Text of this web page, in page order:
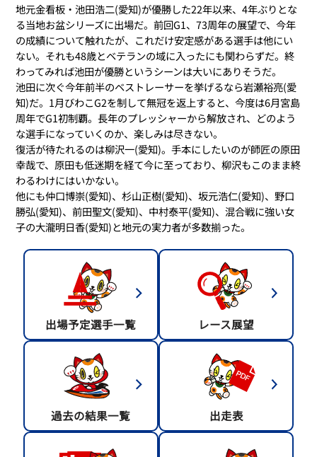
地元金看板・池田浩二(愛知)が優勝した22年以来、4年ぶりとな
る当地お盆シリーズに出場だ。前回G1、73周年の展望で、今年
の成績について触れたが、これだけ安定感がある選手は他にい
ない。それも48歳とベテランの域に入ったにも関わらずだ。終
わってみれば池田が優勝というシーンは大いにありそうだ。
池田に次ぐ今年前半のベストレーサーを挙げるなら岩瀬裕亮(愛
知)だ。1月びわこG2を制して無冠を返上すると、今度は6月宮島
周年でG1初制覇。長年のプレッシャーから解放され、どのよう
な選手になっていくのか、楽しみは尽きない。
復活が待たれるのは柳沢一(愛知)。手本にしたいのが師匠の原田
幸哉で、原田も低迷期を経て今に至っており、柳沢もこのまま終
わるわけにはいかない。
他にも仲口博崇(愛知)、杉山正樹(愛知)、坂元浩仁(愛知)、野口
勝弘(愛知)、前田聖文(愛知)、中村泰平(愛知)、混合戦に強い女
子の大瀧明日香(愛知)と地元の実力者が多数揃った。
出場予定選手一覧 レース展望
過去の結果一覧 出走表